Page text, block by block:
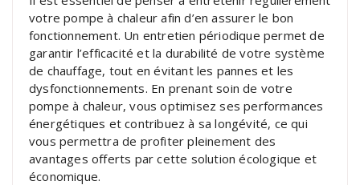
votre pompe à chaleur afin d’en assurer le bon
fonctionnement. Un entretien périodique permet de
garantir l’efficacité et la durabilité de votre système
de chauffage, tout en évitant les pannes et les
dysfonctionnements. En prenant soin de votre
pompe à chaleur, vous optimisez ses performances
énergétiques et contribuez à sa longévité, ce qui
vous permettra de profiter pleinement des
avantages offerts par cette solution écologique et
économique.